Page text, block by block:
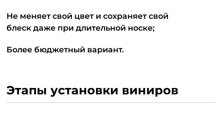
Не меняет свой цвет и сохраняет свой
блеск даже при длительной носке;
Более бюджетный вариант.
Этапы установки виниров